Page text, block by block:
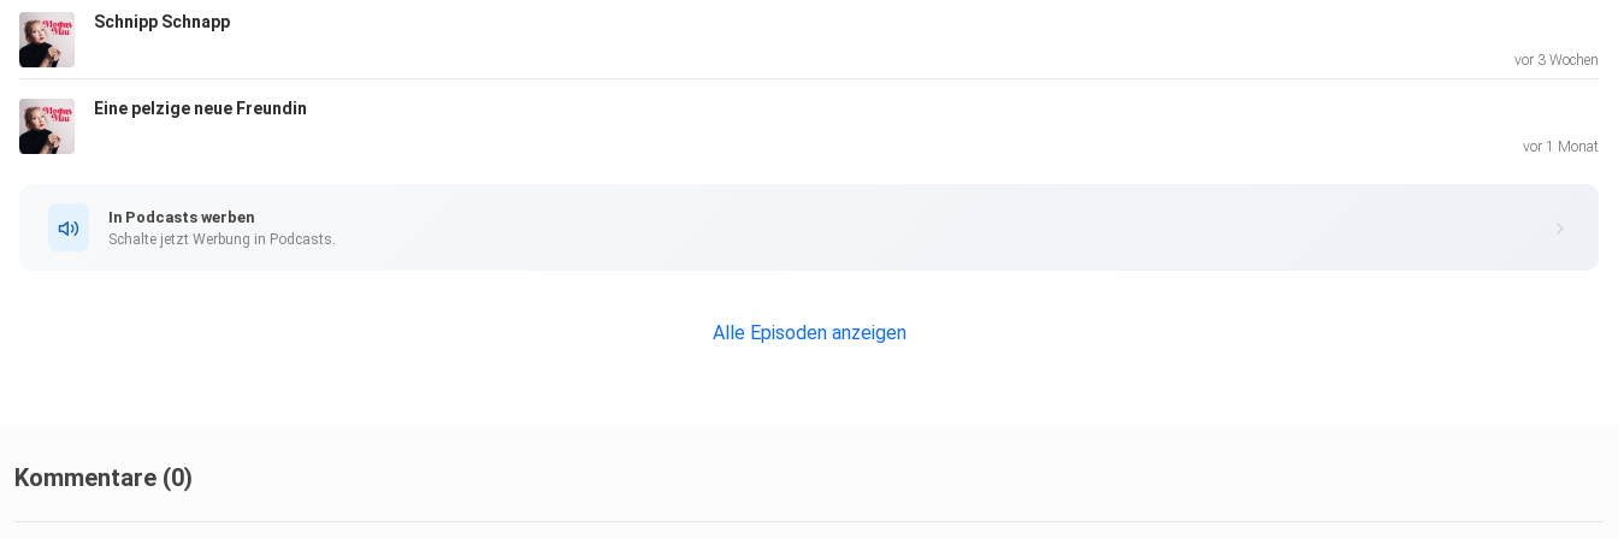
Schnipp Schnapp
vor 3 Wochen
Eine pelzige neue Freundin
vor 1 Monat
In Podcasts werben
Schalte jetzt Werbung in Podcasts.
Alle Episoden anzeigen
Kommentare (0)